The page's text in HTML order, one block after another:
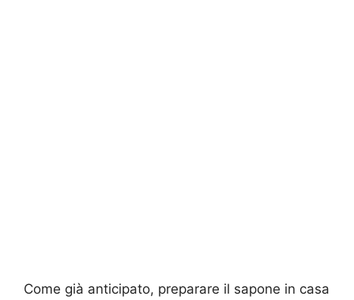
Come già anticipato, preparare il sapone in casa